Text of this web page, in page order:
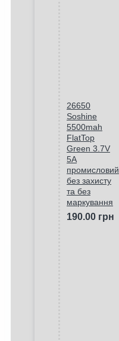
26650
Soshine
5500mah
FlatTop
Green 3.7V
5A
промисловий
без захисту
та без
маркування
190.00 грн